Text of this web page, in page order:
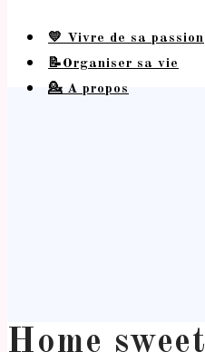
💛 Vivre de sa passion
📝Organiser sa vie
💁 A propos
Home sweet